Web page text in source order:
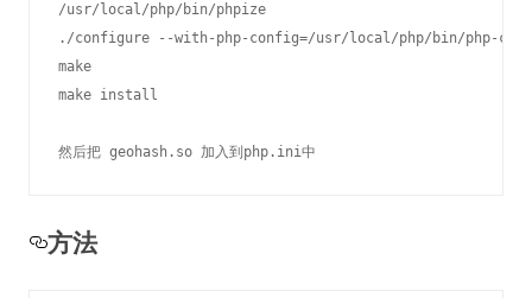
/usr/local/php/bin/phpize
./configure --with-php-config=/usr/local/php/bin/php-
make
make install
然后把 geohash.so 加入到php.ini中
方法